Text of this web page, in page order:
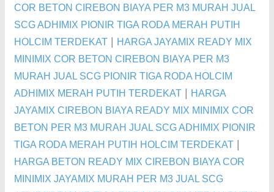
COR BETON CIREBON BIAYA PER M3 MURAH JUAL
SCG ADHIMIX PIONIR TIGA RODA MERAH PUTIH
HOLCIM TERDEKAT
HARGA JAYAMIX READY MIX
MINIMIX COR BETON CIREBON BIAYA PER M3
MURAH JUAL SCG PIONIR TIGA RODA HOLCIM
ADHIMIX MERAH PUTIH TERDEKAT
HARGA
JAYAMIX CIREBON BIAYA READY MIX MINIMIX COR
BETON PER M3 MURAH JUAL SCG ADHIMIX PIONIR
TIGA RODA MERAH PUTIH HOLCIM TERDEKAT
HARGA BETON READY MIX CIREBON BIAYA COR
MINIMIX JAYAMIX MURAH PER M3 JUAL SCG